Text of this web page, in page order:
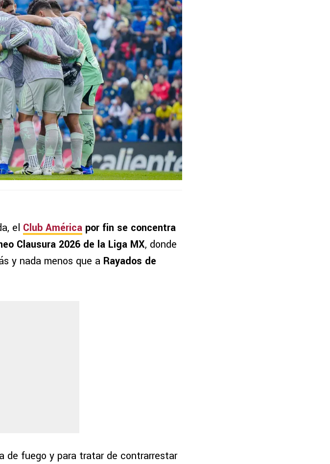
el Club América por fin se concentra
Clausura 2026 de la Liga MX, donde
y nada menos que a Rayados de
de fuego y para tratar de contrarrestar